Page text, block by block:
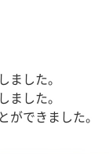
ました。
ました。
ができました。